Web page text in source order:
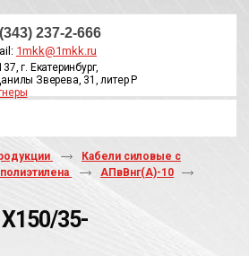
237-2-666
1mkk@1mkk.ru
г. Екатеринбург,
Зверева, 31, литер Р
Кабели силовые с
АПвВнг(A)-10
35-